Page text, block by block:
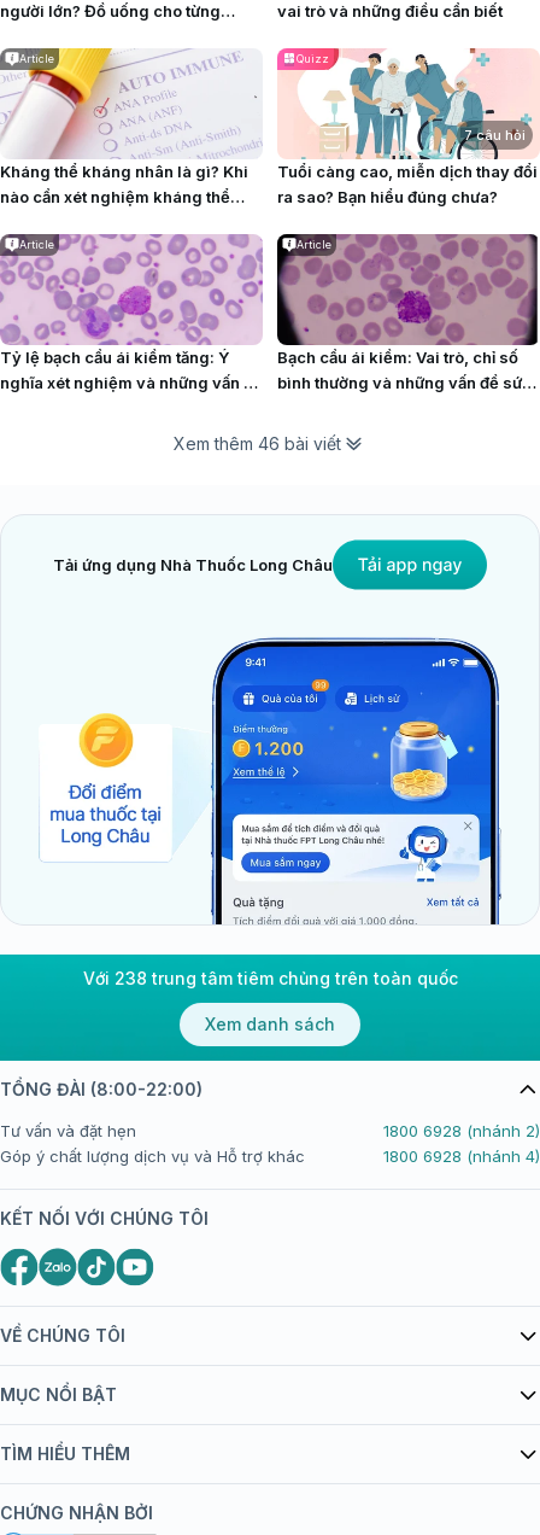
người lớn? Đồ uống cho từng
vai trò và những điều cần biết
Article
Kháng thể kháng nhân là gì? Khi
nào cần xét nghiệm kháng thể
Quizz
7 câu hỏi
Tuổi càng cao, miễn dịch thay đổi
ra sao? Bạn hiểu đúng chưa?
Article
Tỷ lệ bạch cầu ái kiềm tăng: Ý
nghĩa xét nghiệm và những vấn đề
Article
Bạch cầu ái kiềm: Vai trò, chỉ số
bình thường và những vấn đề sức
Xem thêm 46 bài viết
Tải ứng dụng Nhà Thuốc Long Châu
Với 238 trung tâm tiêm chủng trên toàn quốc
Xem danh sách
VỀ CHÚNG TÔI
Giới thiệu Tiêm Chủng FPT Long Châu
bán hàng
Chính sách nội dung
MỤC NỔI BẬT
Danh mục vắc xin
TÌM HIỂU THÊM
Khuyến mãi
CHỨNG NHẬN BỞI
TỔNG ĐÀI (8:00-22:00)
Tư vấn và đặt hẹn
1800 6928 (nhánh 2)
Góp ý chất lượng dịch vụ và Hỗ trợ khác
1800 6928 (nhánh 4)
KẾT NỐI VỚI CHÚNG TÔI